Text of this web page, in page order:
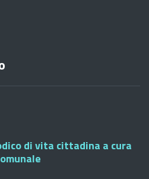
di vita cittadina a cura